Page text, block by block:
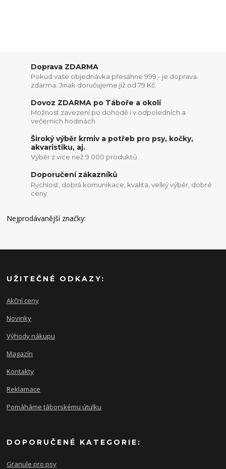
Doprava ZDARMA
Pokud vaše objednávka přesáhne 999,- je doprava
zdarma. Jinak doručujeme již od 79 Kč.
Dovoz ZDARMA po Táboře a okolí
Možnost zavezení po dohodě i v odpoledních a
večerních hodinách
Široký výběr krmiv a potřeb pro psy, kočky,
akvaristiku, aj.
Výběr z vice než 9 000 produktů.
Doporučení zákazníků
Rychlost, dobrá komunikace, kvalita, velký výběr, dobré
ceny
Nejprodávanější značky:
UŽITEČNÉ ODKAZY:
Akční ceny
Novinky
Výhody nákupu
Magazín
Kontakty
Reklamace
Pomáháme táborskému útulku
DOPORUČENÉ KATEGORIE:
Granule pro psy